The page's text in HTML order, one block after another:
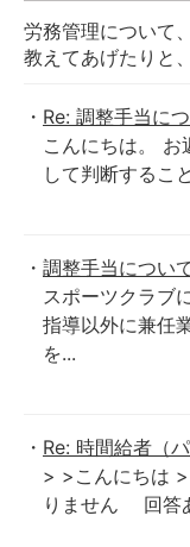
労務管理について
教えてあげたりと
Re: 調整手当に
こんにちは。 お
して判断するこ
調整手当につい
スポーツクラブ
指導以外に兼任
を...
Re: 時間給者（
> >こんにちは
りません 回答